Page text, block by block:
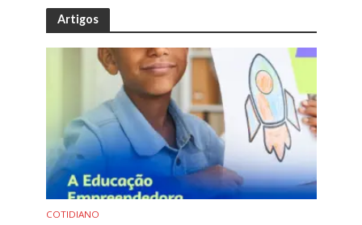
Artigos
COTIDIANO